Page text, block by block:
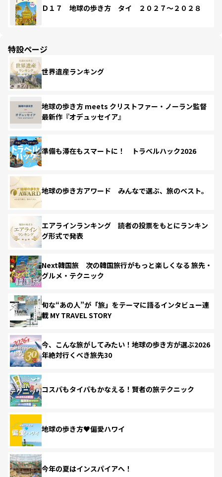
Ｄ１７ 地球の歩き方 タイ ２０２７～２０２８
特設ページ
世界遺産ランキング
地球の歩き方 meets クリストファー・ノーラン監督
最新作『オデュッセイア』
準備も滞在もスマートに！ トラベルハック2026
地球の歩き方アワード みんなで選ぶ、旅のベスト。
エアラインランキング 読者の投票をもとにランキン
グ形式で発表
Next韓国旅 次の韓国旅行がもっと楽しくなる 旅先・
グルメ・テクニック
旬な“あの人”が「旅」をテーマに語るインタビュー連
載 MY TRAVEL STORY
今、こんな旅がしてみたい！地球の歩き方が選ぶ2026
年絶対行くべき旅先30
コスパもタイパもかなえる！賢者の旅テクニック
地球の歩き方♥偏愛ハワイ
今年の夏はインスパイアへ！